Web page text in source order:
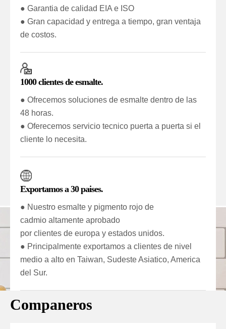
● Garantia de calidad EIA e ISO
● Gran capacidad y entrega a tiempo, gran ventaja
de costos.
1000 clientes de esmalte.
● Ofrecemos soluciones de esmalte dentro de las
48 horas.
● Oferecemos servicio tecnico puerta a puerta si el
cliente lo necesita.
Exportamos a 30 paises.
● Nuestro esmalte y pigmento rojo de
cadmio altamente aprobado
por clientes de europa y estados unidos.
● Principalmente exportamos a clientes de nivel
medio a alto en Taiwan, Sudeste Asiatico, America
del Sur.
Companeros